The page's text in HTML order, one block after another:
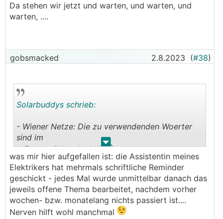
Da stehen wir jetzt und warten, und warten, und
warten, ....
gobsmacked 2.8.2023 (#38)
. .
Solarbuddys schrieb:
- Wiener Netze: Die zu verwendenden Woerter
sind im
Forum nicht erlaubt.🙄
was mir hier aufgefallen ist: die Assistentin meines
Elektrikers hat mehrmals schriftliche Reminder
geschickt - jedes Mal wurde unmittelbar danach das
jeweils offene Thema bearbeitet, nachdem vorher
wochen- bzw. monatelang nichts passiert ist....
Nerven hilft wohl manchmal